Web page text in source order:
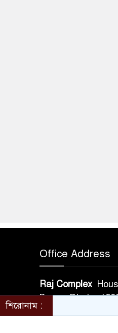
Office Address
Raj Complex
Bazar, Dhaka-
শিরোনাম :